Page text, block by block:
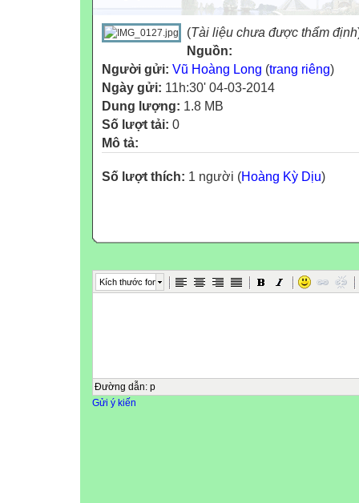
(Tài liệu chưa được thẩm định
Nguồn:
Người gửi: Vũ Hoàng Long (trang riêng)
Ngày gửi: 11h:30' 04-03-2014
Dung lượng: 1.8 MB
Số lượt tải: 0
Mô tả:
Số lượt thích: 1 người (Hoàng Kỳ Dịu)
Kích thước font
Đường dẫn: p
Gửi ý kiến